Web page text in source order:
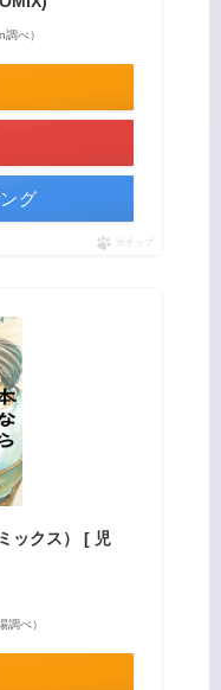
べ）
グ
ポチップ
ックス） [ 児
べ）